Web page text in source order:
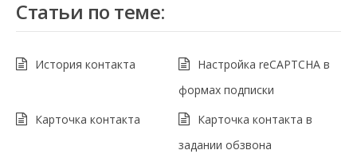
Статьи по теме:
История контакта
Настройка reCAPTCHA в
формах подписки
Карточка контакта
Карточка контакта в
задании обзвона